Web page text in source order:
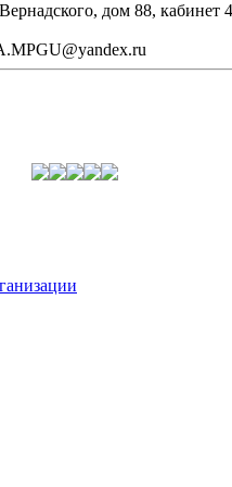
дом 88, кабинет